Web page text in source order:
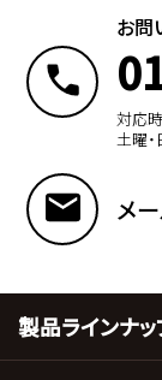
お問
対応
土曜
メ
製品ラインナッ